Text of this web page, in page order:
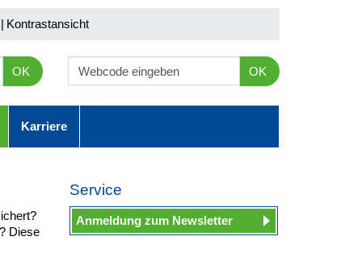
Kontrastansicht
OK OK
Karriere
Diese
Service
Anmeldung zum Newsletter